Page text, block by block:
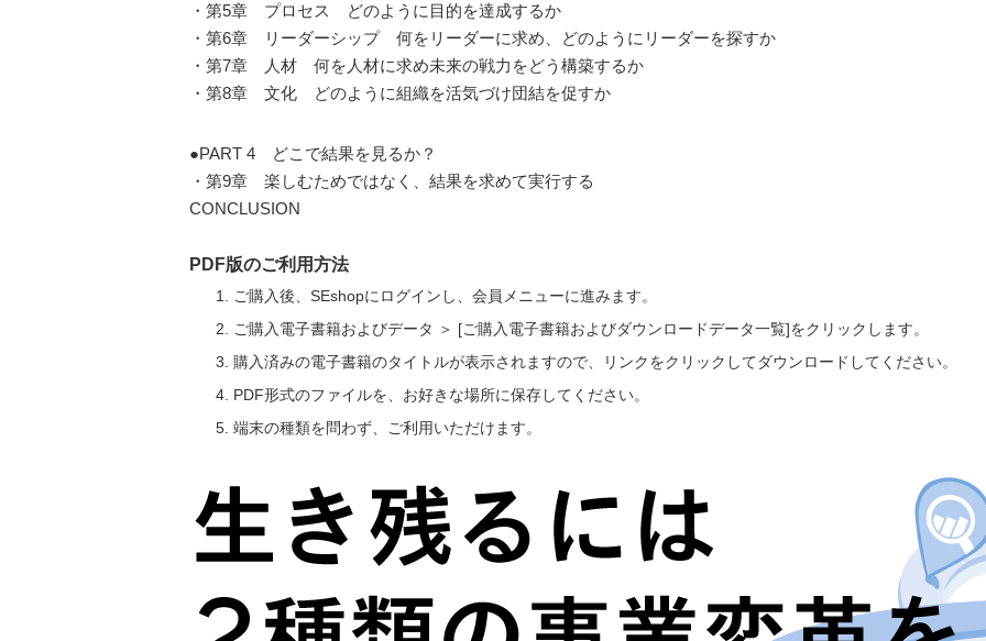
・第5章 プロセス どのように目的を達成するか
・第6章 リーダーシップ 何をリーダーに求め、どのようにリーダーを探すか
・第7章 人材 何を人材に求め未来の戦力をどう構築するか
・第8章 文化 どのように組織を活気づけ団結を促すか
●PART 4 どこで結果を見るか？
・第9章 楽しむためではなく、結果を求めて実行する
CONCLUSION
PDF版のご利用方法
ご購入後、SEshopにログインし、会員メニューに進みます。
ご購入電子書籍およびデータ ＞ [ご購入電子書籍およびダウンロードデータ一覧]をクリックします。
購入済みの電子書籍のタイトルが表示されますので、リンクをクリックしてダウンロードしてください。
PDF形式のファイルを、お好きな場所に保存してください。
端末の種類を問わず、ご利用いただけます。